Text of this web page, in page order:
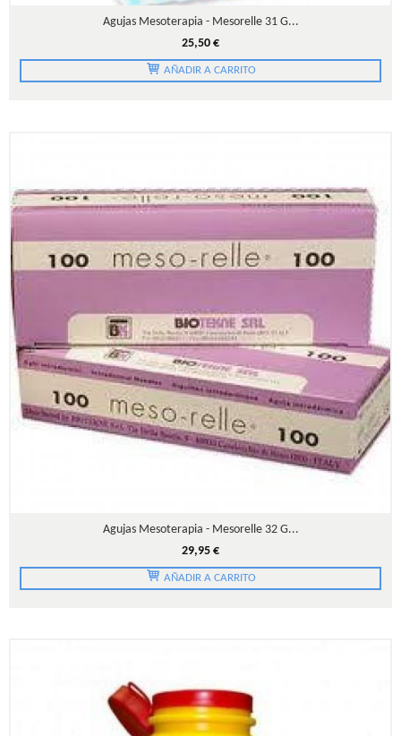
Agujas Mesoterapia - Mesorelle 31 G...
25,50 €
AÑADIR A CARRITO
Agujas Mesoterapia - Mesorelle 32 G...
29,95 €
AÑADIR A CARRITO